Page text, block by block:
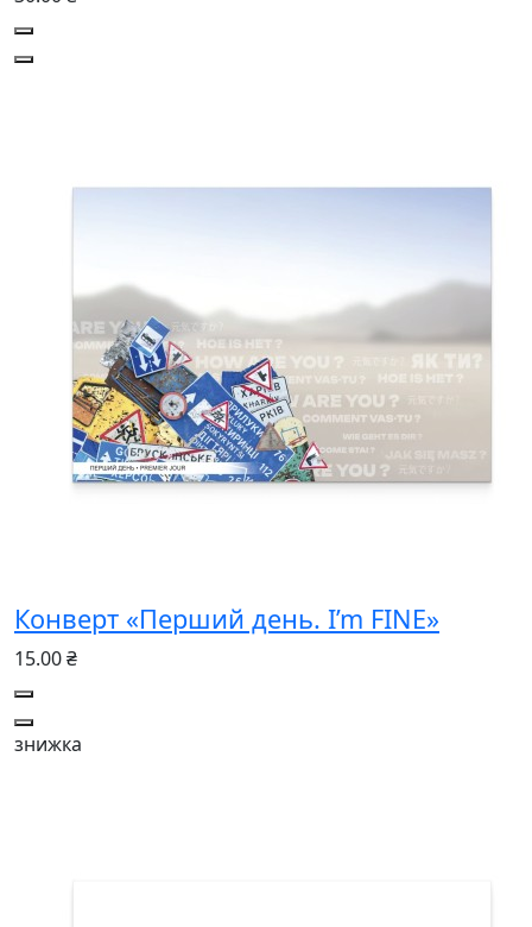
Конверт «Перший день. I’m FINE»
15.00 ₴
знижка